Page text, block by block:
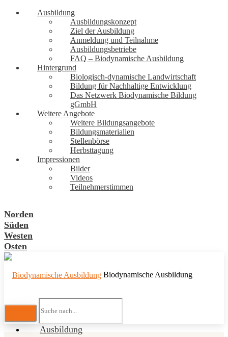
Ausbildung
Ausbildungskonzept
Ziel der Ausbildung
Anmeldung und Teilnahme
Ausbildungsbetriebe
FAQ – Biodynamische Ausbildung
Hintergrund
Biologisch-dynamische Landwirtschaft
Bildung für Nachhaltige Entwicklung
Das Netzwerk Biodynamische Bildung
gGmbH
Weitere Angebote
Weitere Bildungsangebote
Bildungsmaterialien
Stellenbörse
Herbsttagung
Impressionen
Bilder
Videos
Teilnehmerstimmen
Norden
Süden
Westen
Osten
Biodynamische Ausbildung
Ausbildung